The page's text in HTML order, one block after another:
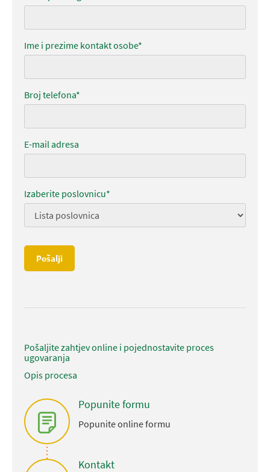
Ime i prezime kontakt osobe*
Broj telefona*
E-mail adresa
Izaberite poslovnicu*
Pošalji
Pošaljite zahtjev online i pojednostavite proces
ugovaranja
Opis procesa
Popunite formu
Popunite online formu
Kontakt